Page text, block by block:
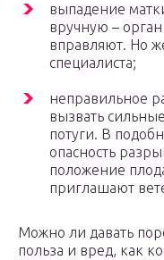
выпадение
вручную –
вправляют. Но
специалиста;
неправильное
вызвать
потуги. В
опасность
положение
приглашают
Можно ли давать
польза и вред, как